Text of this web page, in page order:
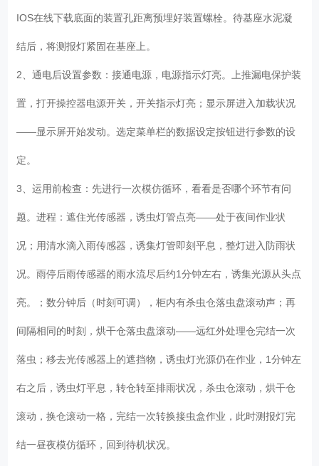
IOS在线下载底面的装置孔距离预埋好装置螺栓。待基座水泥凝
结后，将测报灯紧固在基座上。
2、通电后设置参数：接通电源，电源指示灯亮。上推漏电保护装
置，打开操控器电源开关，开关指示灯亮；显示屏进入加载状况
——显示屏开始发动。选定菜单栏的数据设定按钮进行参数的设
定。
3、运用前检查：先进行一次模仿循环，看看是否哪个环节有问
题。进程：遮住光传感器，诱虫灯管点亮——处于夜间作业状
况；用清水滴入雨传感器，诱集灯管即刻平息，整灯进入防雨状
况。雨停后雨传感器的雨水流尽后约1分钟左右，诱集光源从头点
亮。；数分钟后（时刻可调），柜内有杀虫仓落虫盘滚动声；再
间隔相同的时刻，烘干仓落虫盘滚动——远红外处理仓完结一次
落虫；移去光传感器上的遮挡物，诱虫灯光源仍在作业，1分钟左
右之后，诱虫灯平息，转仓转至排雨状况，杀虫仓滚动，烘干仓
滚动，换仓滚动一格，完结一次转换接虫盒作业，此时测报灯完
结一昼夜模仿循环，回到待机状况。